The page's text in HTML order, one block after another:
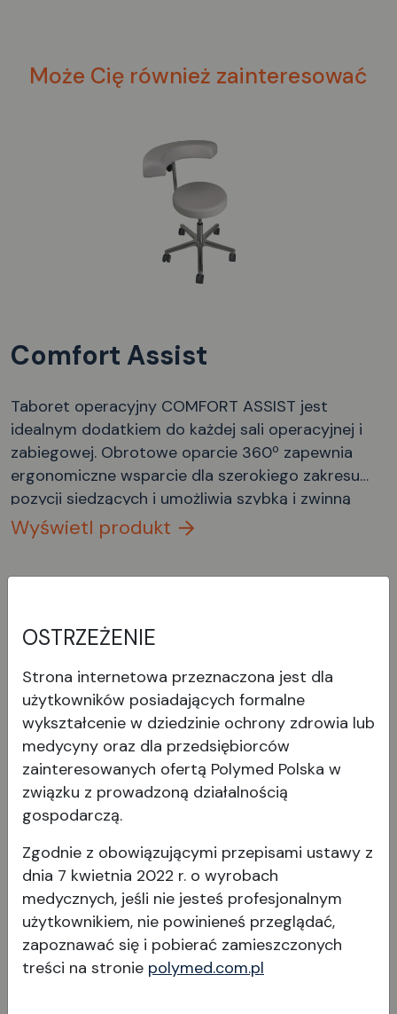
Może Cię również zainteresować
Comfort Assist
Taboret operacyjny COMFORT ASSIST jest
idealnym dodatkiem do każdej sali operacyjnej i
zabiegowej. Obrotowe oparcie 360º zapewnia
ergonomiczne wsparcie dla szerokiego zakresu
pozycji siedzących i umożliwia szybką i zwinną
pracę.
Wyświetl produkt
Thronus
Ten dopracowany w najdrobniejszych szczegółach
fotel operacyjny zachwyca wyjątkową, intuicyjną
łatwością obsługi podczas zabiegu chirurgicznego
w połączeniu z wyjątkowym, ergonomicznie
dopracowanym komfortem siedzenia.
Wielofunkcyjne podłokietniki umożliwiają
Wyświetl produkt
OSTRZEŻENIE
Strona internetowa przeznaczona jest dla
użytkowników posiadających formalne
wykształcenie w dziedzinie ochrony zdrowia lub
medycyny oraz dla przedsiębiorców
zainteresowanych ofertą Polymed Polska w
związku z prowadzoną działalnością
gospodarczą.
Zgodnie z obowiązującymi przepisami ustawy z
dnia 7 kwietnia 2022 r. o wyrobach
medycznych, jeśli nie jesteś profesjonalnym
użytkownikiem, nie powinieneś przeglądać,
zapoznawać się i pobierać zamieszczonych
treści na stronie polymed.com.pl